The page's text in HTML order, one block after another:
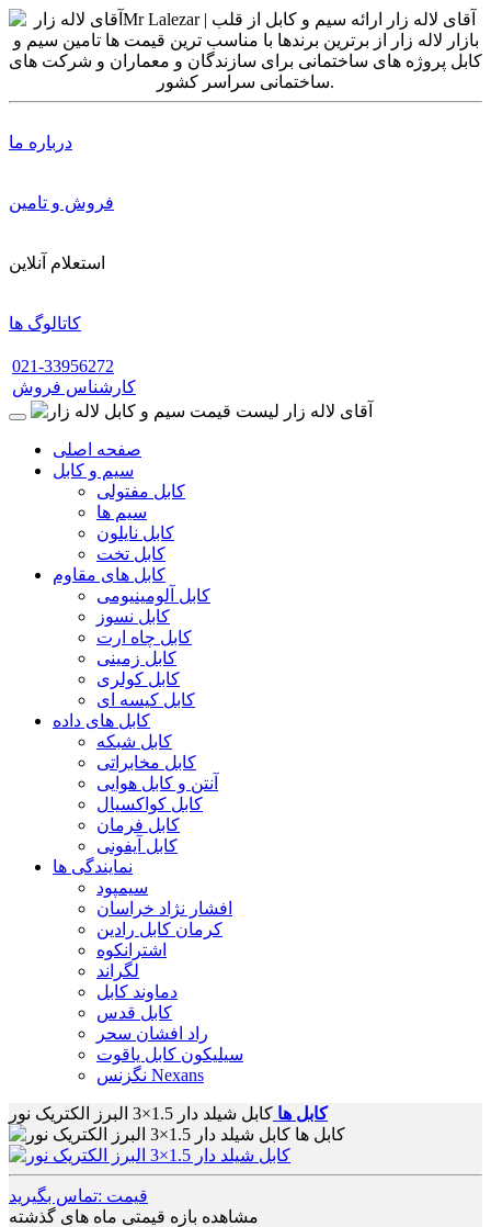
درباره ما
فروش و تامین
استعلام آنلاین
کاتالوگ ها
021-33956272
کارشناس فروش
صفحه اصلی
سیم و کابل
کابل مفتولی
سیم ها
کابل نایلون
کابل تخت
کابل های مقاوم
کابل آلومینیومی
کابل نسوز
کابل چاه ارت
کابل زمینی
کابل کولری
کابل کیسه ای
کابل های داده
کابل شبکه
کابل مخابراتی
آنتن و کابل هوایی
کابل کواکسیال
کابل فرمان
کابل آیفونی
نمایندگی ها
سیمپود
افشار نژاد خراسان
کرمان کابل رادین
اشترانکوه
لگراند
دماوند کابل
کابل قدس
راد افشان سحر
سیلیکون کابل یاقوت
نگزنس Nexans
کابل ها کابل شیلد دار 1.5×3 البرز الکتریک نور
قیمت :تماس بگیرید
مشاهده بازه قیمتی ماه های گذشته